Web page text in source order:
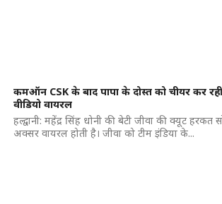
कमऑन CSK के बाद पापा के दोस्त को चीयर कर
वीडियो वायरल
हल्द्वानी: महेंद्र सिंह धोनी की बेटी जीवा की क्यूट हरकत
अक्सर वायरल होती है। जीवा को टीम इंडिया के...